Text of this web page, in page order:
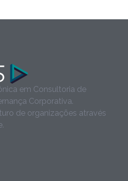
em Consultoria de
Corporativa.
de organizações através